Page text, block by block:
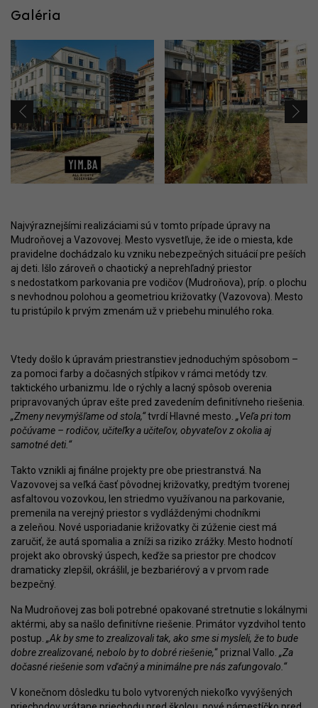
Galéria
Najvýraznejšími realizáciami sú v tomto prípade úpravy na
Mudroňovej a Vazovovej. Mesto vysvetľuje, že ide o miesta, kde
pravidelne dochádzalo ku vzniku nebezpečných situácií pre peších
aj deti. Išlo zároveň o chaotický a neprehľadný priestor
s nedostatkom parkovania pre vodičov (Mudroňova), príp. o plochu
s nevhodnou polohou a geometriou križovatky (Vazovova). Mesto
tu pristúpilo k prvým zmenám už v priebehu minulého roka.
Vtedy došlo k úpravám priestranstiev jednoduchým spôsobom –
za pomoci farby a dočasných stĺpikov v rámci metódy tzv.
taktického urbanizmu. Ide o rýchly a lacný spôsob overenia
pripravovaných úprav ešte pred zavedením definitívneho riešenia.
„Zmeny nevymýšľame od stola,“tvrdí Hlavné mesto. „Veľa pri tom
počúvame – rodičov, učiteľky a učiteľov, obyvateľov z okolia aj
samotné deti.“
Takto vznikli aj finálne projekty pre obe priestranstvá. Na
Vazovovej sa veľká časť pôvodnej križovatky, predtým tvorenej
asfaltovou vozovkou, len striedmo využívanou na parkovanie,
premenila na verejný priestor s vydláždenými chodníkmi
a zeleňou. Nové usporiadanie križovatky či zúženie ciest má
zaručiť, že autá spomalia a zníži sa riziko zrážky. Mesto hodnotí
projekt ako obrovský úspech, keďže sa priestor pre chodcov
dramaticky zlepšil, okrášlil, je bezbariérový a v prvom rade
bezpečný.
Na Mudroňovej zas boli potrebné opakované stretnutie s lokálnymi
aktérmi, aby sa našlo definitívne riešenie. Primátor vyzdvihol tento
postup. „Ak by sme to zrealizovali tak, ako sme si mysleli, že to bude
dobre zrealizované, nebolo by to dobré riešenie,“ priznal Vallo. „Za
dočasné riešenie som vďačný a minimálne pre nás zafungovalo.“
V konečnom dôsledku tu bolo vytvorených niekoľko vyvýšených